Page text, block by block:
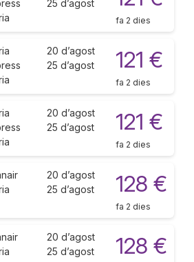
25 d’agost
fa 2 dies
20 d’agost
25 d’agost
121 €
fa 2 dies
20 d’agost
25 d’agost
121 €
fa 2 dies
20 d’agost
25 d’agost
128 €
fa 2 dies
20 d’agost
25 d’agost
128 €